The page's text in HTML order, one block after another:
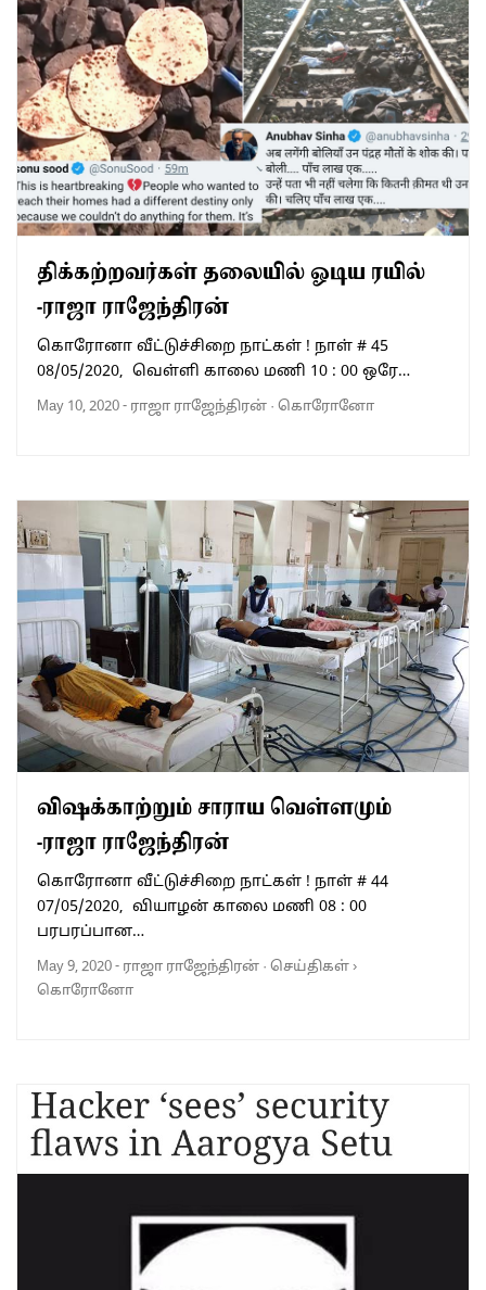
திக்கற்றவர்கள் தலையில் ஓடிய ரயில்
-ராஜா ராஜேந்திரன்
கொரோனா வீட்டுச்சிறை நாட்கள் ! நாள் # 45
08/05/2020, வெள்ளி காலை மணி 10 : 00 ஒரே…
May 10, 2020- ராஜா ராஜேந்திரன் · கொரோனோ
விஷக்காற்றும் சாராய வெள்ளமும்
-ராஜா ராஜேந்திரன்
கொரோனா வீட்டுச்சிறை நாட்கள் ! நாள் # 44
07/05/2020, வியாழன் காலை மணி 08 : 00
பரபரப்பான…
May 9, 2020- ராஜா ராஜேந்திரன் · செய்திகள்›
கொரோனோ